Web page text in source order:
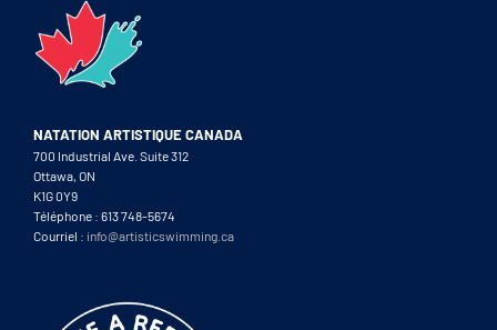
NATATION ARTISTIQUE CANADA
700 Industrial Ave. Suite 312
Ottawa, ON
K1G 0Y9
Téléphone : 613 748-5674
Courriel : info@artisticswimming.ca